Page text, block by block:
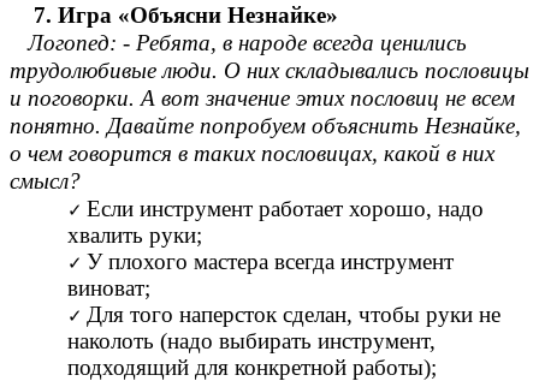
7. Игра «Объясни Незнайке»
Логопед: - Ребята, в народе всегда ценились
трудолюбивые люди. О них складывались пословицы
и поговорки. А вот значение этих пословиц не всем
понятно. Давайте попробуем объяснить Незнайке,
о чем говорится в таких пословицах, какой в них
смысл?
Если инструмент работает хорошо, надо
хвалить руки;
У плохого мастера всегда инструмент
виноват;
Для того наперсток сделан, чтобы руки не
наколоть (надо выбирать инструмент,
подходящий для конкретной работы);